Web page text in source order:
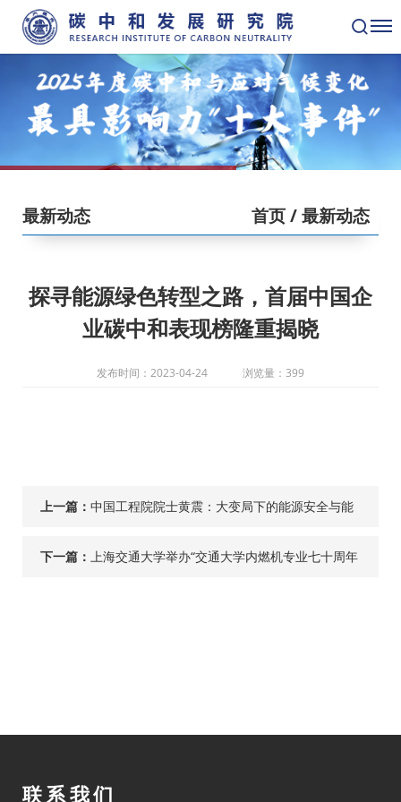
最新动态 首页/ 最新动态
探寻能源绿色转型之路，首届中国企
业碳中和表现榜隆重揭晓
发布时间：2023-04-24 浏览量：399
上一篇： 中国工程院院士黄震：大变局下的能源安全与能
源绿色转型
下一篇： 上海交通大学举办“交通大学内燃机专业七十周年
联系我们